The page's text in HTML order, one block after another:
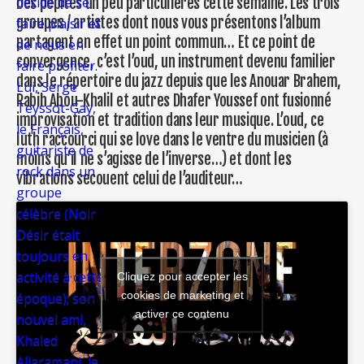
groupes / artistes dont nous vous présentons l’album
partagent en effet un point commun… Et ce point de
convergence, c’est l’oud, un instrument devenu familier
dans le répertoire du jazz depuis que les Anouar Brahem,
Rabih Abou-Khalil et autres Dhafer Youssef ont fusionné
improvisation et tradition dans leur musique. L’oud, ce
luth raccourci qui se love dans le ventre du musicien (à
moins qu’il ne s’agisse de l’inverse…) et dont les
vibrations secouent celui de l’auditeur…
Cliquez pour accepter les
cookies de marketing et
activer ce contenu
faire plaisir et
de nous en
faire profiter.
Lui, Serge
Teyssot-Gay,
le Français,
guitariste de
rock dans un
groupe
célèbre (Noir
Désir était
toujours en
activité à cette
époque); son
nouvel ami,
Khaled